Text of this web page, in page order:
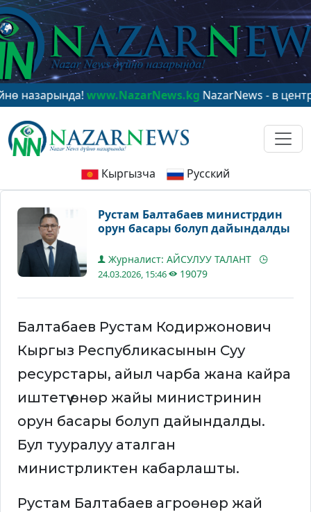
www.NazarNews.kgNazarNews - в центре
Кыргызча Русский
Рустам Балтабаев министрдин
орун басары болуп дайындалды
Журналист: АЙСУЛУУ ТАЛАНТ
24.03.2026, 15:46 19079
Балтабаев Рустам Кодиржонович
Кыргыз Республикасынын Суу
ресурстары, айыл чарба жана кайра
иштетүү өнөр жайы министринин
орун басары болуп дайындалды.
Бул тууралуу аталган
министрликтен кабарлашты.
Рустам Балтабаев агроөнөр жай